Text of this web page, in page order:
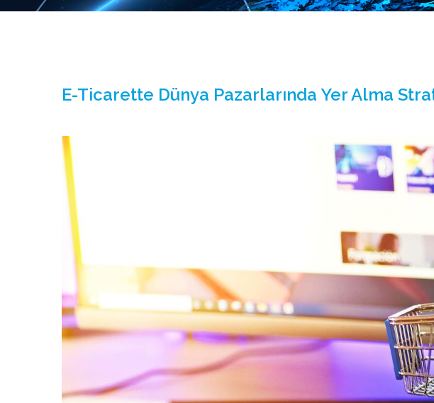
E-Ticarette Dünya Pazarlarında Yer Alma